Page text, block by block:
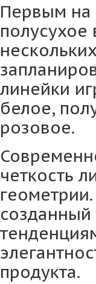
Первым на
полусухое
линейки
белое,
розовое.
четкость
продукта.